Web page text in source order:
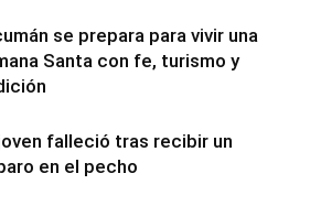
se prepara para vivir una
Santa con fe, turismo y
falleció tras recibir un
en el pecho